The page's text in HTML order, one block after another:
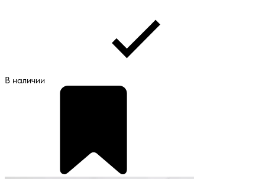
В наличии